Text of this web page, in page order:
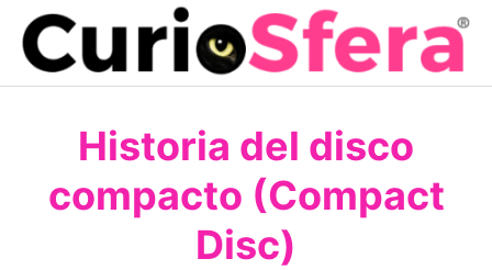
Saltar
contenido
Historia del disco
compacto (Compact
Disc)